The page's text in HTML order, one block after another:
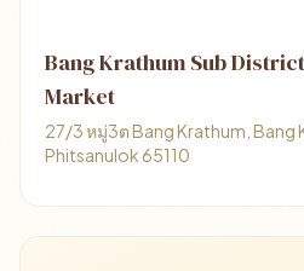
Bang Krathum Sub
Market
27/3 หมู่3ต Bang Krathum, Bang
Phitsanulok 65110